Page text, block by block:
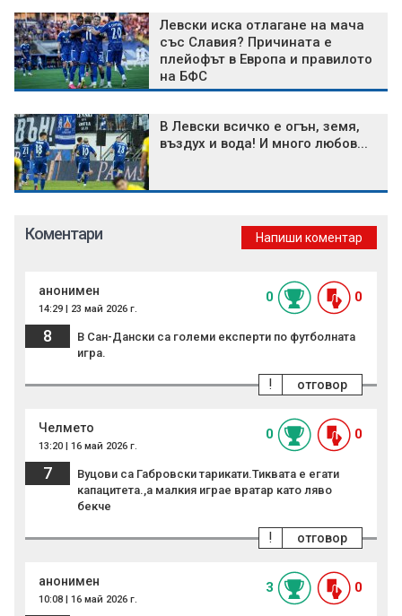
Левски иска отлагане на мача
със Славия? Причината е
плейофът в Европа и правилото
на БФС
В Левски всичко е огън, земя,
въздух и вода! И много любов...
Коментари Напиши коментар
анонимен
14:29 | 23 май 2026 г.
0 0
8
В Сан-Дански са големи експерти по футболната
игра.
отговор
!
Челмето
13:20 | 16 май 2026 г.
0 0
7
Вуцови са Габровски тарикати.Тиквата е егати
капацитета.,а малкия играе вратар като ляво
бекче
отговор
!
анонимен
10:08 | 16 май 2026 г.
3 0